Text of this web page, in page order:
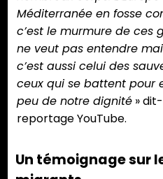
Méditerranée en fosse
c’est le murmure de ces
ne veut pas entendre
c’est aussi celui des
ceux qui se battent pour
peu de notre dignité »
reportage YouTube.
Un témoignage sur